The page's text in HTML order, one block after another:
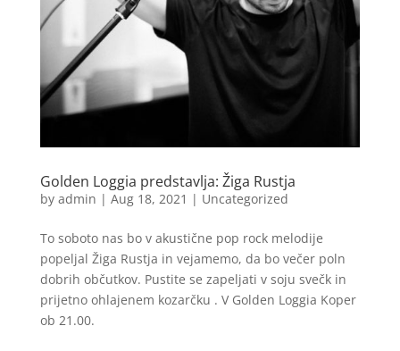
Golden Loggia predstavlja: Žiga Rustja
by admin | Aug 18, 2021 | Uncategorized
To soboto nas bo v akustične pop rock melodije
popeljal Žiga Rustja in vejamemo, da bo večer poln
dobrih občutkov. Pustite se zapeljati v soju svečk in
prijetno ohlajenem kozarčku . V Golden Loggia Koper
ob 21.00.